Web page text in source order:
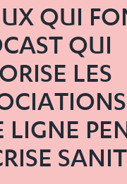
QUI
QUI
LES
LIGNE